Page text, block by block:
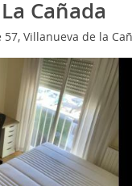
Cañada
Villanueva de la